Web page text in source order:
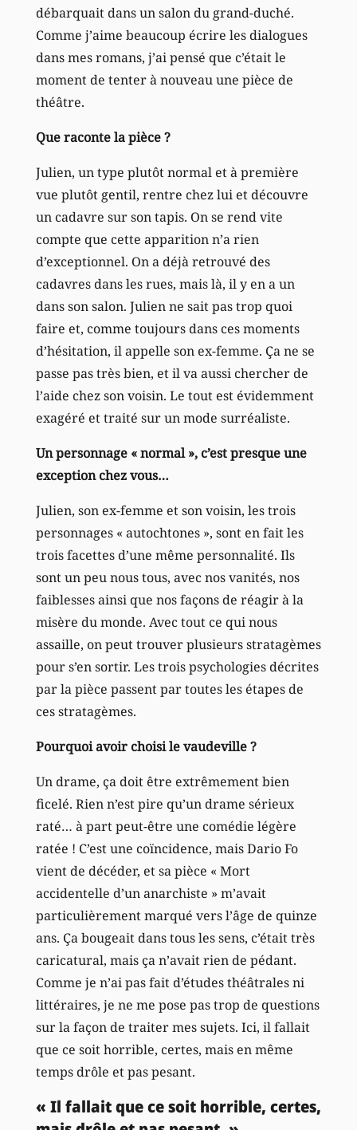
débarquait dans un salon du grand-duché.
Comme j’aime beaucoup écrire les dialogues
dans mes romans, j’ai pensé que c’était le
moment de tenter à nouveau une pièce de
théâtre.
Que raconte la pièce ?
Julien, un type plutôt normal et à première
vue plutôt gentil, rentre chez lui et découvre
un cadavre sur son tapis. On se rend vite
compte que cette apparition n’a rien
d’exceptionnel. On a déjà retrouvé des
cadavres dans les rues, mais là, il y en a un
dans son salon. Julien ne sait pas trop quoi
faire et, comme toujours dans ces moments
d’hésitation, il appelle son ex-femme. Ça ne se
passe pas très bien, et il va aussi chercher de
l’aide chez son voisin. Le tout est évidemment
exagéré et traité sur un mode surréaliste.
Un personnage « normal », c’est presque une
exception chez vous…
Julien, son ex-femme et son voisin, les trois
personnages « autochtones », sont en fait les
trois facettes d’une même personnalité. Ils
sont un peu nous tous, avec nos vanités, nos
faiblesses ainsi que nos façons de réagir à la
misère du monde. Avec tout ce qui nous
assaille, on peut trouver plusieurs stratagèmes
pour s’en sortir. Les trois psychologies décrites
par la pièce passent par toutes les étapes de
ces stratagèmes.
Pourquoi avoir choisi le vaudeville ?
Un drame, ça doit être extrêmement bien
ficelé. Rien n’est pire qu’un drame sérieux
raté… à part peut-être une comédie légère
ratée ! C’est une coïncidence, mais Dario Fo
vient de décéder, et sa pièce « Mort
accidentelle d’un anarchiste » m’avait
particulièrement marqué vers l’âge de quinze
ans. Ça bougeait dans tous les sens, c’était très
caricatural, mais ça n’avait rien de pédant.
Comme je n’ai pas fait d’études théâtrales ni
littéraires, je ne me pose pas trop de questions
sur la façon de traiter mes sujets. Ici, il fallait
que ce soit horrible, certes, mais en même
temps drôle et pas pesant.
« Il fallait que ce soit horrible, certes,